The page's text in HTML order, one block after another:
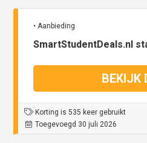
• Aanbieding
SmartStudentDeals.nl
BEKIJK
Korting is 535 keer gebruikt
Toegevoegd 30 juli 2026